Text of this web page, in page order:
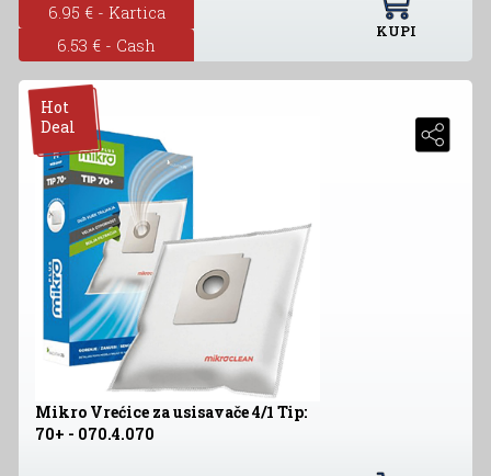
6.95 € - Kartica
6.53 € - Cash
KUPI
Hot
Deal
Mikro Vrećice za usisavače 4/1 Tip:
70+ - 070.4.070